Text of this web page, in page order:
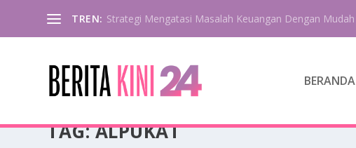
TREN: Strategi Mengatasi Masalah Keuangan Dengan Mudah
BERANDA
TAG:ALPUKAT